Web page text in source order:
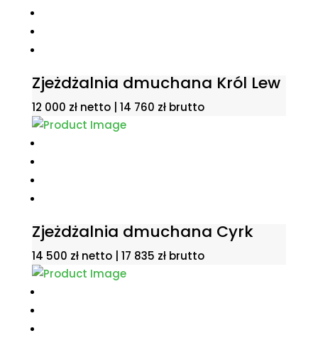
Zjeżdżalnia dmuchana Król Lew
12 000 zł netto | 14 760 złbrutto
Zjeżdżalnia dmuchana Cyrk
14 500 zł netto | 17 835 złbrutto